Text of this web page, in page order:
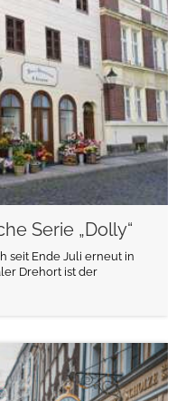
Serie „Dolly“
seit Ende Juli erneut in
Drehort ist der